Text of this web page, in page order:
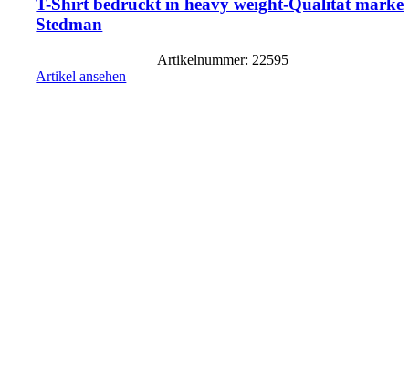
T-Shirt bedruckt in heavy weight-Qualität marke
Stedman
Artikelnummer: 22595
Artikel ansehen